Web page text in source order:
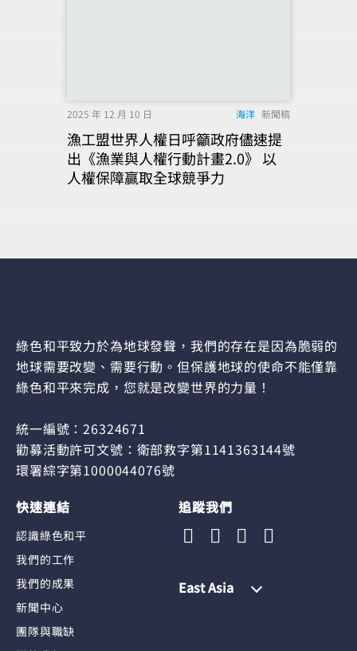
2025 年 12 月 10 日 海洋 新聞稿
漁工盟世界人權日呼籲政府儘速提
出《漁業與人權行動計畫2.0》 以
人權保障贏取全球競爭力
綠色和平致力於為地球發聲，我們的存在是因為脆弱的
地球需要改變、需要行動。但保護地球的使命不能僅靠
綠色和平來完成，您就是改變世界的力量！
統一編號：26324671
勸募活動許可文號：衛部救字第1141363144號
環署綜字第1000044076號
快速連結
認識綠色和平
我們的工作
我們的成果
新聞中心
團隊與職缺
追蹤我們
East Asia